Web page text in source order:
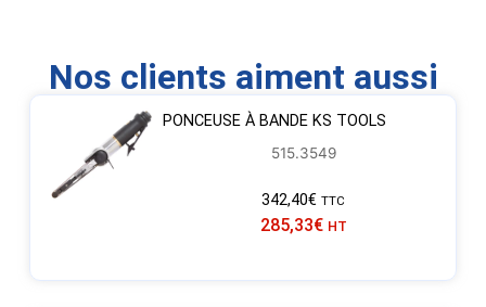
Nos clients aiment aussi
PONCEUSE À BANDE KS TOOLS
515.3549
342,40€ TTC
285,33€ HT